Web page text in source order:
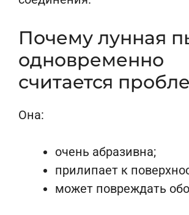
Почему лунная
одновременно
считается
Она:
очень абразивна;
прилипает к
может повреждать